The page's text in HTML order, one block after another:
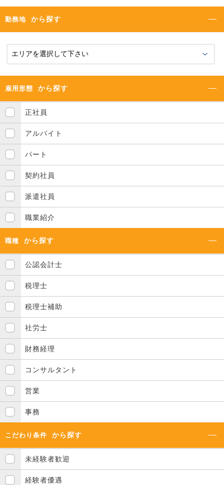
勤務地 から探す
雇用形態 から探す
正社員
アルバイト
パート
契約社員
派遣社員
職業紹介
職種 から探す
公認会計士
税理士
税理士補助
社労士
財務経理
コンサルタント
営業
事務
こだわり条件 から探す
未経験者歓迎
経験者優遇